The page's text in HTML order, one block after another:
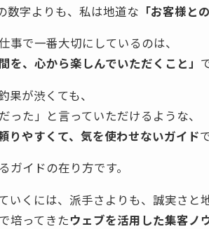
数字よりも、私は地道な 「お客様と
事で一番大切にしているのは、
を、心から楽しんでいただくこと」
果が渋くても、
った」と言っていただけるような、
りやすくて、気を使わせないガイド
ガイドの在り方です。
いくには、派手さよりも、誠実さと
培ってきたウェブを活用した集客ノ